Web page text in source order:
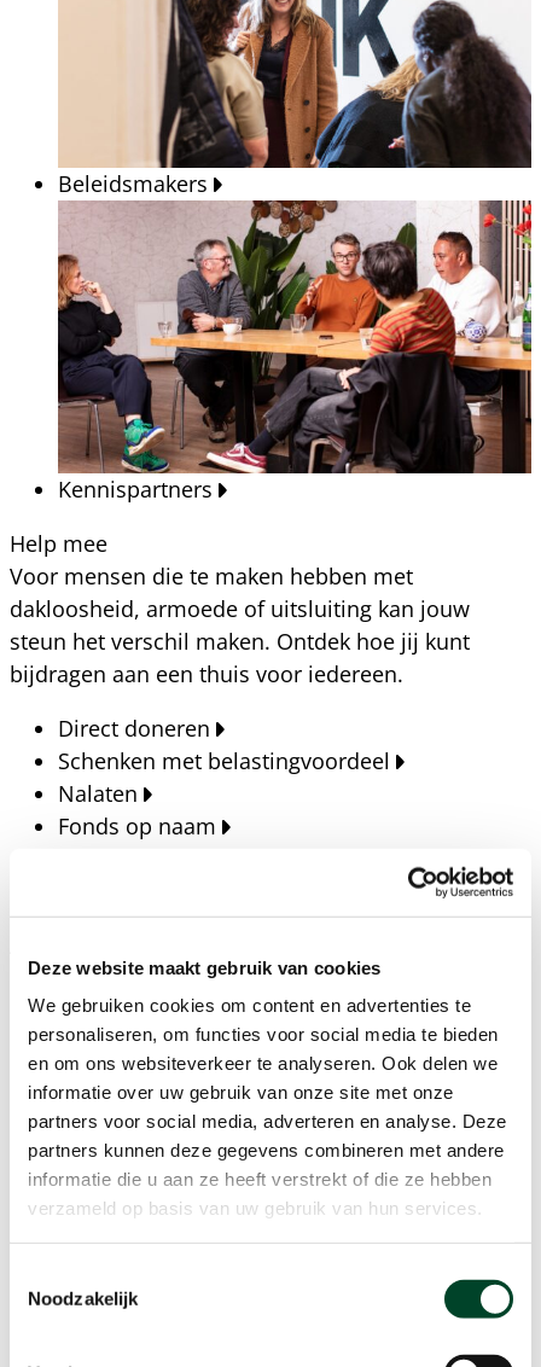
Deze website maakt gebruik van cookies
We gebruiken cookies om content en advertenties te
personaliseren, om functies voor social media te bieden
en om ons websiteverkeer te analyseren. Ook delen we
informatie over uw gebruik van onze site met onze
partners voor social media, adverteren en analyse. Deze
partners kunnen deze gegevens combineren met andere
informatie die u aan ze heeft verstrekt of die ze hebben
verzameld op basis van uw gebruik van hun services.
Noodzakelijk
Beleidsmakers
Kennispartners
Help mee
Voor mensen die te maken hebben met
dakloosheid, armoede of uitsluiting kan jouw
steun het verschil maken. Ontdek hoe jij kunt
bijdragen aan een thuis voor iedereen.
Direct doneren
Schenken met belastingvoordeel
Nalaten
Fonds op naam
Blijf op de hoogte van het laatste nieuws, verhalen,
publicaties en ontwikkelingen rondom Kansfonds
en onze missie.
Nieuwsberichten
Nieuws
Verhalen
Beeldbanken
Foto's bestaanszekerheid
Agenda